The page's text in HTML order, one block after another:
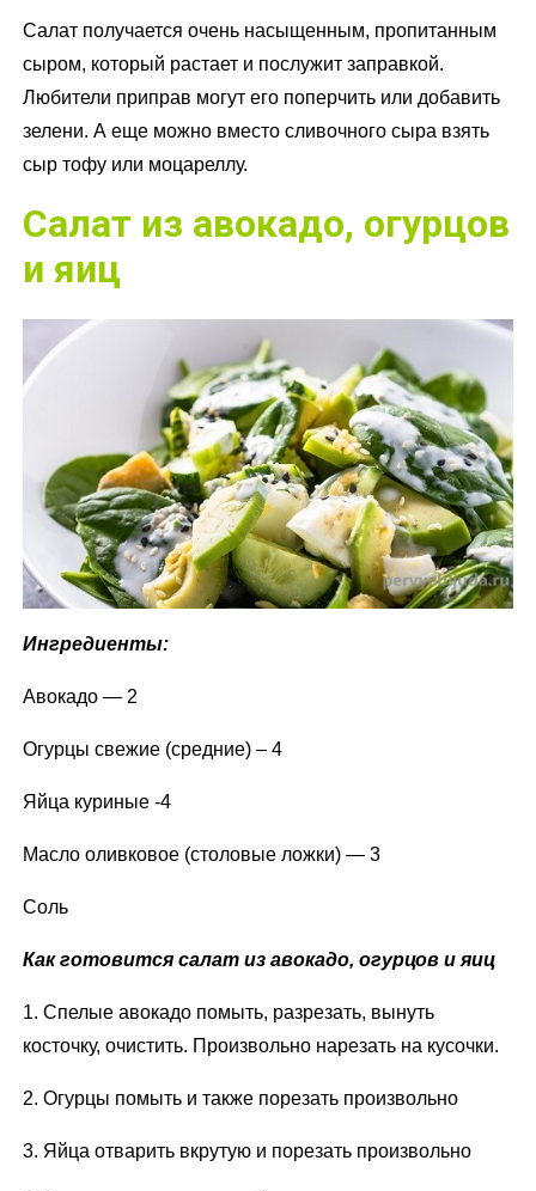
Салат получается очень насыщенным, пропитанным
сыром, который растает и послужит заправкой.
Любители приправ могут его поперчить или добавить
зелени. А еще можно вместо сливочного сыра взять
сыр тофу или моцареллу.
Салат из авокадо, огурцов
и яиц
Ингредиенты:
Авокадо — 2
Огурцы свежие (средние) – 4
Яйца куриные -4
Масло оливковое (столовые ложки) — 3
Соль
Как готовится салат из авокадо, огурцов и яиц
1. Спелые авокадо помыть, разрезать, вынуть
косточку, очистить. Произвольно нарезать на кусочки.
2. Огурцы помыть и также порезать произвольно
3. Яйца отварить вкрутую и порезать произвольно